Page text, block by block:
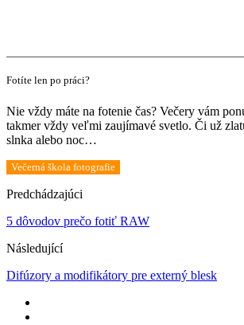
Fotíte len po práci?
Nie vždy máte na fotenie čas? Večery vám
takmer vždy veľmi zaujímavé svetlo. Či už
slnka alebo noc…
Večerná škola fotografie
Predchádzajúci
5 dôvodov prečo fotiť RAW
Následující
Difúzory a modifikátory pre externý blesk